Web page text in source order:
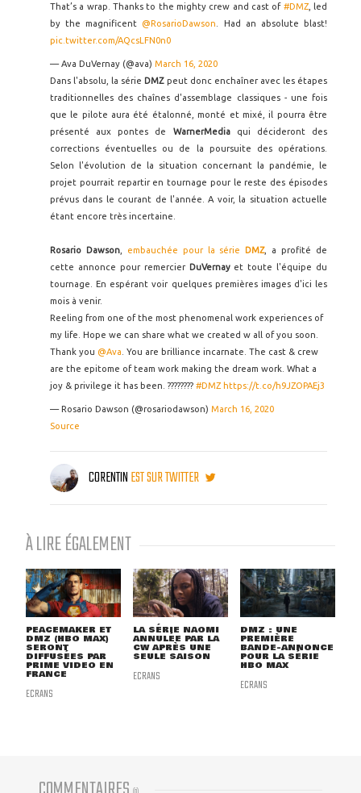
That’s a wrap. Thanks to the mighty crew and cast of #DMZ, led
by the magnificent @RosarioDawson
. Had an absolute blast!
pic.twitter.com/AQcsLFN0n0
— Ava DuVernay (@ava) March 16, 2020
Dans l'absolu, la série DMZpeut donc enchaîner avec les étapes
traditionnelles des chaînes d'assemblage classiques - une fois
que le pilote aura été étalonné, monté et mixé, il pourra être
présenté aux pontes de WarnerMedia
qui décideront des
corrections éventuelles ou de la poursuite des opérations.
Selon l'évolution de la situation concernant la pandémie, le
projet pourrait repartir en tournage pour le reste des épisodes
prévus dans le courant de l'année. A voir, la situation actuelle
étant encore très incertaine.
Rosario Dawson, embauchée pour la sérieDMZ, a profité de
cette annonce pour remercier DuVernayet toute l'équipe du
tournage. En espérant voir quelques premières images d'ici les
mois à venir.
Reeling from one of the most phenomenal work experiences of
my life. Hope we can share what we created w all of you soon.
Thank you @Ava . You are brilliance incarnate. The cast & crew
are the epitome of team work making the dream work. What a
joy & privilege it has been. ???????? #DMZ https://t.co/h9JZOPAEj3
— Rosario Dawson (@rosariodawson) March 16, 2020
Source
CORENTINEST SUR TWITTER
À LIRE ÉGALEMENT
PEACEMAKER ET
DMZ (HBO MAX)
SERONT
DIFFUSÉES PAR
PRIME VIDEO EN
FRANCE
ECRANS
LA SÉRIE NAOMI
ANNULÉE PAR LA
CW APRÈS UNE
SEULE SAISON
ECRANS
DMZ : UNE
PREMIÈRE
BANDE-ANNONCE
POUR LA SÉRIE
HBO MAX
ECRANS